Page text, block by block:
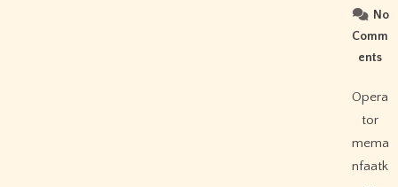
No
Comm
ents
Opera
tor
mema
nfaatk